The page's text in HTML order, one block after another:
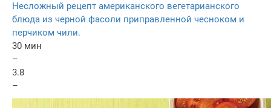
Несложный рецепт американского вегетарианского
блюда из черной фасоли приправленной чесноком и
перчиком чили.
30 мин
–
3.8
–